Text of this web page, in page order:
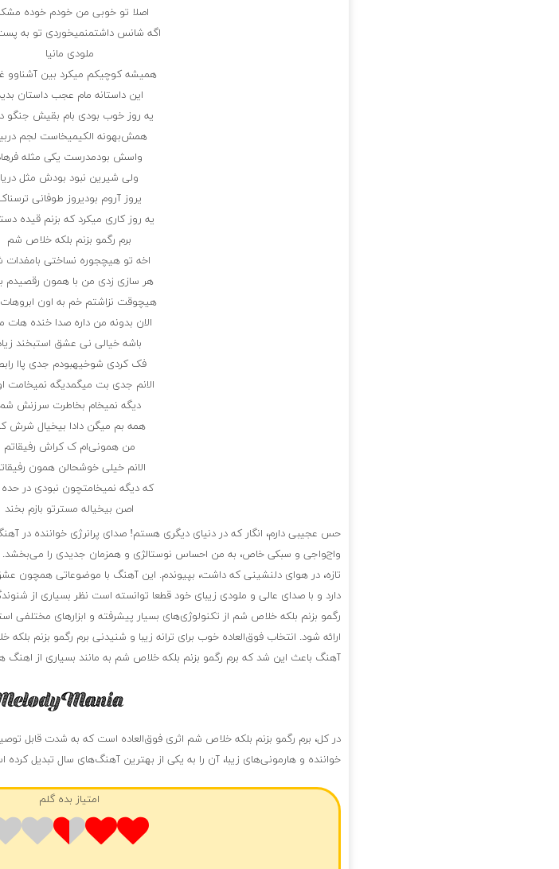
اصلا تو خوبی من خودم خوده
اگه شانس داشتمنمیخوردی تو به
ملودی مانیا
همیشه کوچیکم میکرد بین آشناوو
این داستانه مام عجب داستان
یه روز خوب بودی بام بقیش جنگو
همش‌بهونه الکیمیخاست لجم
واسش بودمدرست یکی مثله
ولی شیرین نبود بودش مثل دریا
یروز آروم بودیروز طوفانی
یه روز کاری میکرد که بزنم قیده
برم رگمو بزنم بلکه خلاص شم
اخه تو هیچجوره نساختی بامفدات
هر سازی زدی من با همون رقصیدم
هیچوقت نزاشتم خم به اون ابروهات
الان بدونه من داره صدا خنده هات
باشه خیالی نی عشق استبخند
فک کردی شوخیهبودم جدی پاا
الانم جدی بت میگمدیگه نمیخامت
دیگه نمیخام بخاطرت سرزنش شم
همه بم میگن دادا بیخیال شرش
من همونی‌ام ک کراش رفیقاتم
الانم خیلی خوشحالن همون
که دیگه نمیخامتچون نبودی در
اصن بیخیاله مسترتو بازم بخند
حس عجیبی دارم، انگار که در دنیای دیگری هستم! صدای پرانرژی خواننده در
واج‌واجی و سبکی خاص، به من احساس نوستالژی و همزمان جدیدی را می‌بخشد.
تازه، در هوای دلنشینی که داشت، بپیوندم. این آهنگ با موضوعاتی همچون
دارد و با صدای عالی و ملودی زیبای خود قطعا توانسته است نظر بسیاری از
رگمو بزنم بلکه خلاص شم از تکنولوژی‌های بسیار پیشرفته و ابزارهای
ارائه شود. انتخاب فوق‌العاده خوب برای ترانه زیبا و شنیدنی برم رگمو بزنم
آهنگ باعث این شد که برم رگمو بزنم بلکه خلاص شم به مانند بسیاری از اهنگ
در کل، برم رگمو بزنم بلکه خلاص شم اثری فوق‌العاده است که به شدت قابل
خواننده و هارمونی‌های زیبا، آن را به یکی از بهترین آهنگ‌های سال تبدیل
امتیاز بده گلم